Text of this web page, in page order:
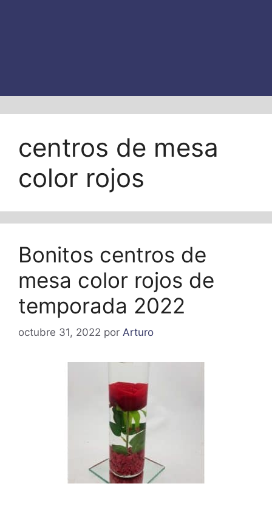
centros de mesa
color rojos
Bonitos centros de
mesa color rojos de
temporada 2022
octubre 31, 2022 por Arturo